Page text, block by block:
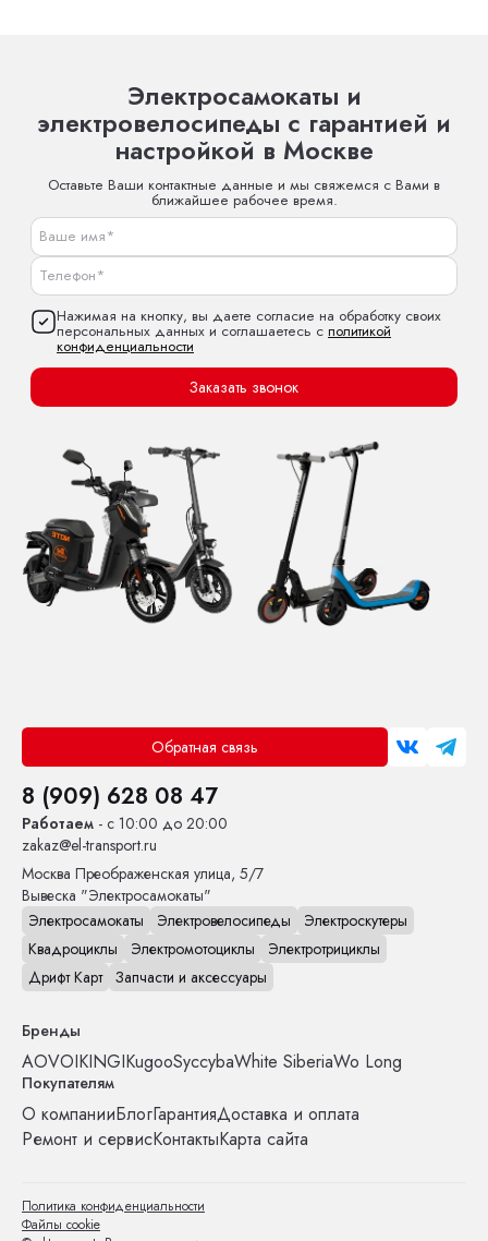
Электросамокаты и
электровелосипеды с гарантией и
настройкой в Москве
Оставьте Ваши контактные данные и мы свяжемся с Вами в
ближайшее рабочее время.
Нажимая на кнопку, вы даете согласие на обработку своих
персональных данных и соглашаетесь с политикой
конфиденциальности
Заказать звонок
Обратная связь
8 (909) 628 08 47
Работаем - с 10:00 до 20:00
zakaz@el-transport.ru
Москва Преображенская улица, 5/7
Вывеска "Электросамокаты"
Электросамокаты
Электровелосипеды
Электроскутеры
Квадроциклы
Электромотоциклы
Электротрициклы
Дрифт Карт Запчасти и аксессуары
Бренды
AOVOIKINGIKugooSyccybaWhite SiberiaWo Long
Покупателям
О компанииБлогГарантияДоставка и оплата
Ремонт и сервисКонтактыКарта сайта
Политика конфиденциальности
Файлы cookie